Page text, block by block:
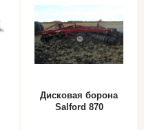
Дисковая борона
Salford 870